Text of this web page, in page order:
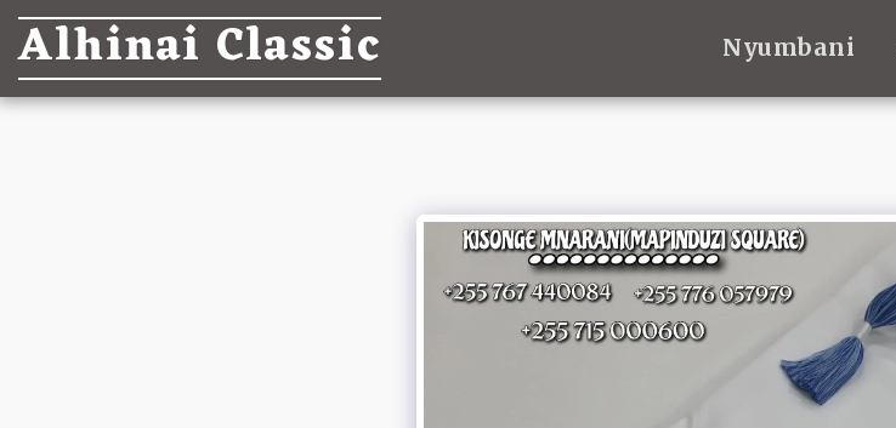
Alhinai Classic Nyumbani